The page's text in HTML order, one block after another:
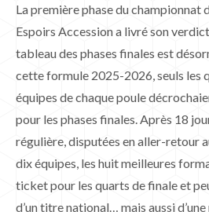
La première phase du championnat
Espoirs Accession a livré son
tableau des phases finales est
cette formule 2025-2026, seuls les
équipes de chaque poule
pour les phases finales. Après 18
régulière, disputées en aller-retour
dix équipes, les huit meilleures
ticket pour les quarts de finale et
d’un titre national… mais aussi